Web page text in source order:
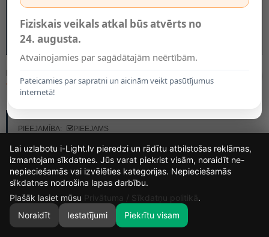
0
MODELIS:
78.00€
PIEEJAMĪBA:
PIEEJAMS
Fiziskais veikals atkal būs atvērts no
24. augusta.
Atvainojamies par sagādātajām neērtībām.
Pateicamies par sapratni un aicinām veikt pasūtījumus
internetā!
15
DIENAS
4
STUNDAS
26
MIN.
23
Lai uzlabotu i-Light.lv pieredzi un rādītu atbilstošas reklāmas,
izmantojam sīkdatnes. Jūs varat piekrist visām, noraidīt ne-
nepieciešamās vai izvēlēties kategorijas. Nepieciešamās
sīkdatnes nodrošina lapas darbību.
Plašāk lasiet mūsu Privātuma / Sīkdatņu politikā.
Noraidīt
Iestatījumi Piekrītu visam